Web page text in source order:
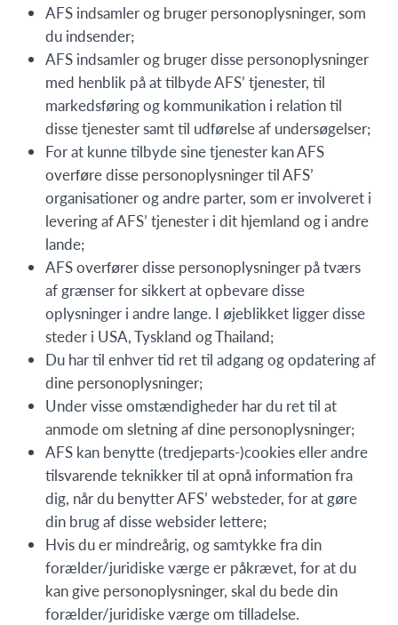
AFS indsamler og bruger personoplysninger, som
du indsender;
AFS indsamler og bruger disse personoplysninger
med henblik på at tilbyde AFS’ tjenester, til
markedsføring og kommunikation i relation til
disse tjenester samt til udførelse af undersøgelser;
For at kunne tilbyde sine tjenester kan AFS
overføre disse personoplysninger til AFS’
organisationer og andre parter, som er involveret i
levering af AFS’ tjenester i dit hjemland og i andre
lande;
AFS overfører disse personoplysninger på tværs
af grænser for sikkert at opbevare disse
oplysninger i andre lange. I øjeblikket ligger disse
steder i USA, Tyskland og Thailand;
Du har til enhver tid ret til adgang og opdatering af
dine personoplysninger;
Under visse omstændigheder har du ret til at
anmode om sletning af dine personoplysninger;
AFS kan benytte (tredjeparts-)cookies eller andre
tilsvarende teknikker til at opnå information fra
dig, når du benytter AFS’ websteder, for at gøre
din brug af disse websider lettere;
Hvis du er mindreårig, og samtykke fra din
forælder/juridiske værge er påkrævet, for at du
kan give personoplysninger, skal du bede din
forælder/juridiske værge om tilladelse.